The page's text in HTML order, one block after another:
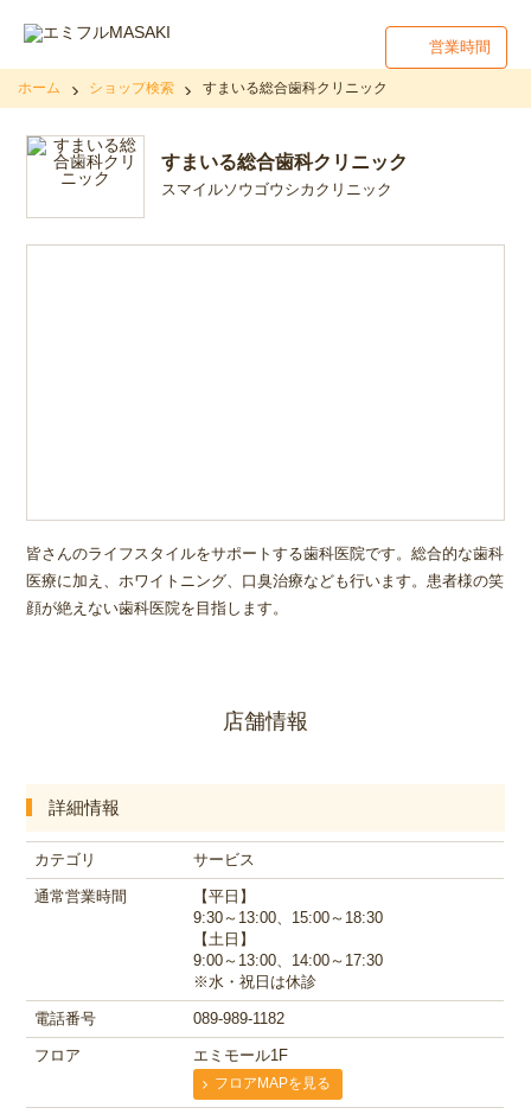
営業時間
ホーム ショップ検索 すまいる総合歯科クリニック
すまいる総合歯科クリニック
スマイルソウゴウシカクリニック
皆さんのライフスタイルをサポートする歯科医院です。総合的な歯科
医療に加え、ホワイトニング、口臭治療なども行います。患者様の笑
顔が絶えない歯科医院を目指します。
店舗情報
詳細情報
カテゴリ サービス
通常営業時間
【平日】
9:30～13:00、15:00～18:30
【土日】
9:00～13:00、14:00～17:30
※水・祝日は休診
電話番号 089-989-1182
フロア エミモール1F
フロアMAPを見る